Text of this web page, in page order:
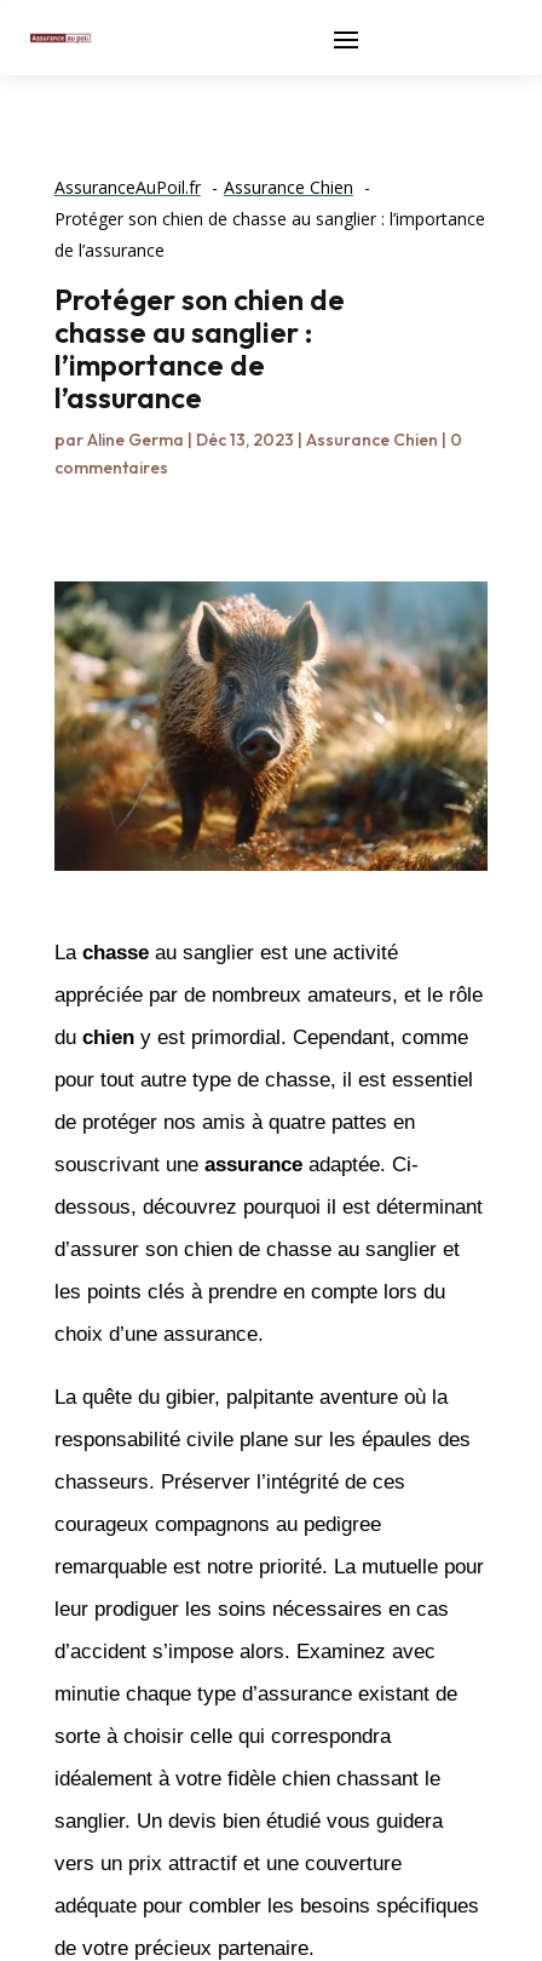
AssuranceAuPoil.fr
Assurance Chien
Protéger son chien de chasse au sanglier : l’importance
de l’assurance
Protéger son chien de
chasse au sanglier :
l’importance de
l’assurance
parAline Germa | Déc 13, 2023 | Assurance Chien | 0
commentaires
La chasseau sanglier est une activité
appréciée par de nombreux amateurs, et le rôle
du chieny est primordial. Cependant, comme
pour tout autre type de chasse, il est essentiel
de protéger nos amis à quatre pattes en
souscrivant une assuranceadaptée. Ci-
dessous, découvrez pourquoi il est déterminant
d’assurer son chien de chasse au sanglier et
les points clés à prendre en compte lors du
choix d’une assurance.
La quête du gibier, palpitante aventure où la
responsabilité civile plane sur les épaules des
chasseurs. Préserver l’intégrité de ces
courageux compagnons au pedigree
remarquable est notre priorité. La mutuelle pour
leur prodiguer les soins nécessaires en cas
d’accident s’impose alors. Examinez avec
minutie chaque type d’assurance existant de
sorte à choisir celle qui correspondra
idéalement à votre fidèle chien chassant le
sanglier. Un devis bien étudié vous guidera
vers un prix attractif et une couverture
adéquate pour combler les besoins spécifiques
de votre précieux partenaire.